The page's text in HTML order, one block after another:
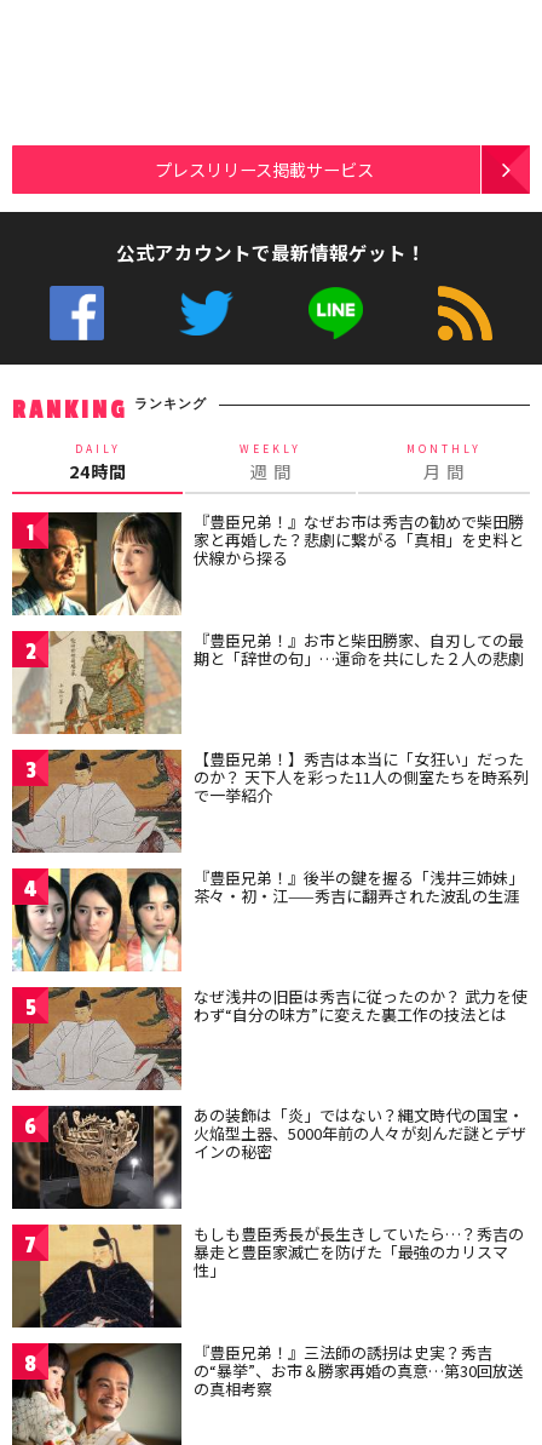
プレスリリース掲載サービス
公式アカウントで最新情報ゲット！
RANKING ランキング
DAILY
24時間
WEEKLY
週 間
MONTHLY
月 間
1 『豊臣兄弟！』なぜお市は秀吉の勧めで柴田勝
家と再婚した？悲劇に繋がる「真相」を史料と
伏線から探る
2 『豊臣兄弟！』お市と柴田勝家、自刃しての最
期と「辞世の句」…運命を共にした２人の悲劇
3 【豊臣兄弟！】秀吉は本当に「女狂い」だった
のか？ 天下人を彩った11人の側室たちを時系列
で一挙紹介
4 『豊臣兄弟！』後半の鍵を握る「浅井三姉妹」
茶々・初・江——秀吉に翻弄された波乱の生涯
5 なぜ浅井の旧臣は秀吉に従ったのか？ 武力を使
わず“自分の味方”に変えた裏工作の技法とは
6 あの装飾は「炎」ではない？縄文時代の国宝・
火焔型土器、5000年前の人々が刻んだ謎とデザ
インの秘密
7 もしも豊臣秀長が長生きしていたら…？秀吉の
暴走と豊臣家滅亡を防げた「最強のカリスマ
性」
8 『豊臣兄弟！』三法師の誘拐は史実？秀吉
の“暴挙”、お市＆勝家再婚の真意…第30回放送
の真相考察